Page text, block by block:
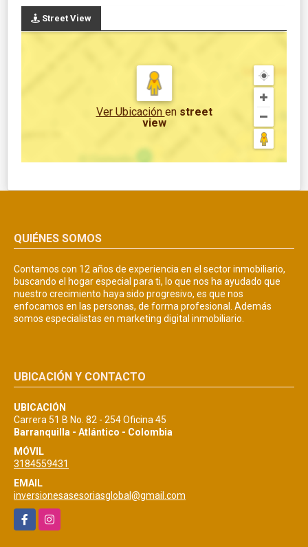
Street View
Ver Ubicación en street
view
QUIÉNES SOMOS
Contamos con 12 años de experiencia en el sector inmobiliario,
buscando el hogar especial para ti, lo que nos ha ayudado que
nuestro crecimiento haya sido progresivo, es que nos
enfocamos en las personas, de forma profesional. Además
somos especialistas en marketing digital inmobiliario.
UBICACIÓN Y CONTACTO
UBICACIÓN
Carrera 51 B No. 82 - 254 Oficina 45
Barranquilla - Atlántico - Colombia
MÓVIL
3184559431
EMAIL
inversionesasesoriasglobal@gmail.com
FacebookInstagram